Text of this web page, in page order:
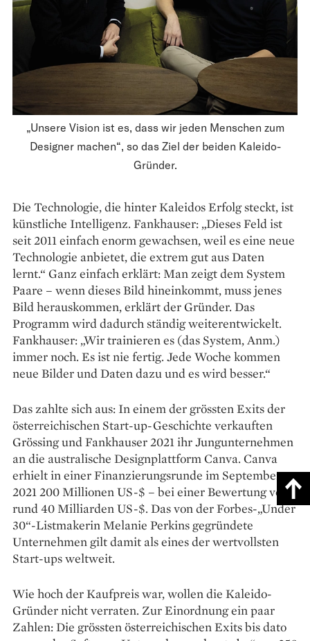
„Unsere Vision ist es, dass wir jeden Menschen zum
Designer machen“, so das Ziel der beiden Kaleido-
Gründer.
Die Technologie, die hinter Kaleidos Erfolg steckt, ist
künstliche Intelligenz. Fankhauser: „Dieses Feld ist
seit 2011 einfach enorm gewachsen, weil es eine neue
Technologie anbietet, die extrem gut aus Daten
lernt.“ Ganz einfach erklärt: Man zeigt dem System
Paare – wenn dieses Bild hineinkommt, muss jenes
Bild herauskommen, erklärt der Gründer. Das
Programm wird dadurch ständig weiterentwickelt.
Fankhauser: „Wir trainieren es (das System, Anm.)
immer noch. Es ist nie fertig. Jede Woche kommen
neue Bilder und Daten dazu und es wird besser.“
Das zahlte sich aus: In einem der grössten Exits der
österreichischen Start-up-Geschichte verkauften
Grössing und Fankhauser 2021 ihr Jungunternehmen
an die aus­­­tra­lische Designplattform Canva. Canva
erhielt in einer Finanzierungsrunde im September
2021 200 Millionen US-$ – bei einer Bewertung von
rund 40 Milliarden US-$. Das von der Forbes-„Under
30“-Listmakerin Melanie Perkins gegründete
Unternehmen gilt damit als eines der wertvollsten
Start-ups weltweit.
Wie hoch der Kaufpreis war, wollen die Kaleido-
Gründer nicht verraten. Zur Einordnung ein paar
Zahlen: Die grössten österrei­chischen Exits bis dato